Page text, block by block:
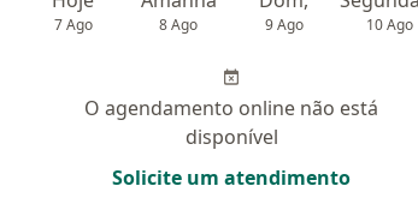
7 Ago 8 Ago 9 Ago 10 Ago
O agendamento online não está
disponível
Solicite um atendimento